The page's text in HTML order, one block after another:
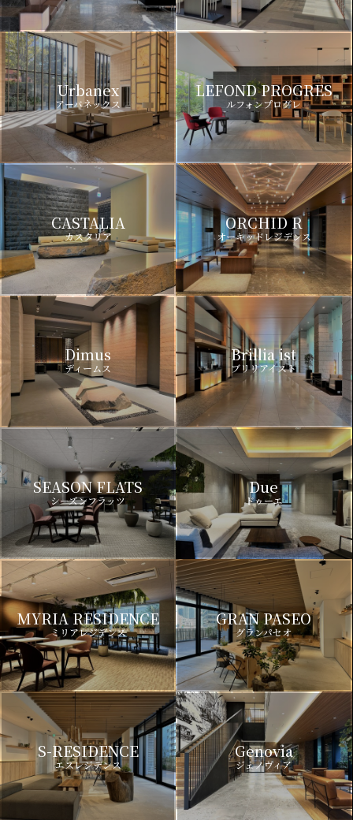
Urbanex
アーバネックス
LEFOND PROGRES
ルフォンプログレ
CASTALIA
カスタリア
ORCHID R
オーキッドレジデンス
Dimus
ディームス
Brillia ist
ブリリアイスト
SEASON FLATS
シーズンフラッツ
Due
ドゥーエ
MYRIA RESIDENCE
ミリアレジデンス
GRAN PASEO
グランパセオ
S-RESIDENCE
エスレジデンス
Genovia
ジェノヴィア